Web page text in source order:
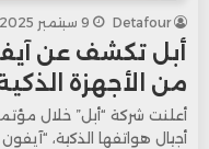
Detafour 9 سبتمبر 2025
من الأجهزة
أعلنت شركة “أبل” خلال
أجيال هواتفها الذكية، “آيفون 17″، الذي جاء بتشكيلة ألوان متنوعة…